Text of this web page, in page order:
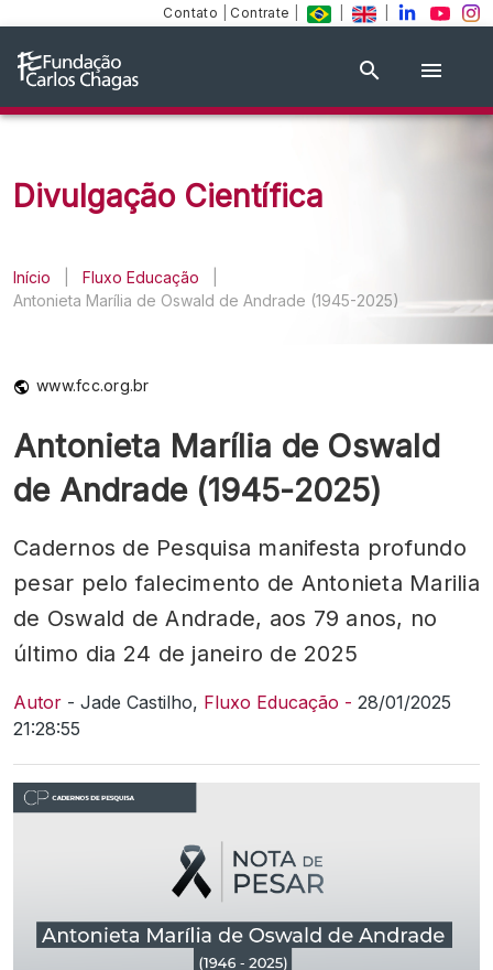
Contato Contrate
Divulgação Científica
Início Fluxo Educação
Antonieta Marília de Oswald de Andrade (1945-2025)
www.fcc.org.br
Antonieta Marília de Oswald
de Andrade (1945-2025)
Cadernos de Pesquisa manifesta profundo
pesar pelo falecimento de Antonieta Marilia
de Oswald de Andrade, aos 79 anos, no
último dia 24 de janeiro de 2025
Autor - Jade Castilho, Fluxo Educação - 28/01/2025
21:28:55